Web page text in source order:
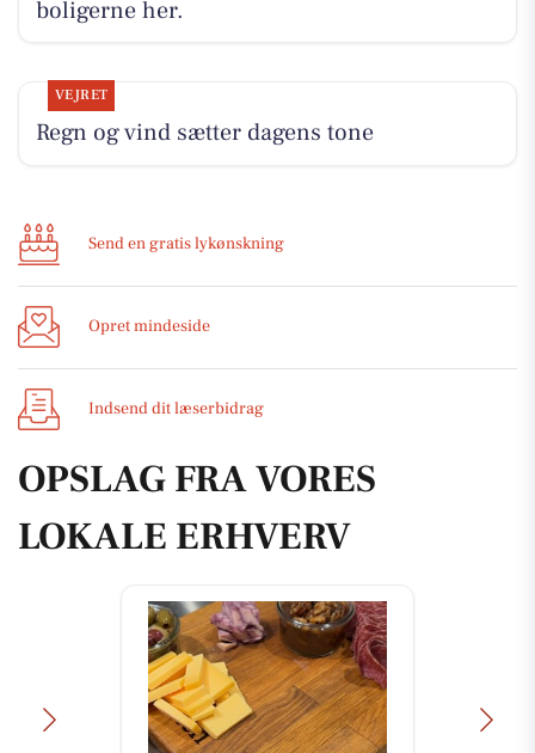
boligerne her.
VEJRET
Regn og vind sætter dagens tone
Send en gratis lykønskning
Opret mindeside
Indsend dit læserbidrag
OPSLAG FRA VORES
LOKALE ERHVERV